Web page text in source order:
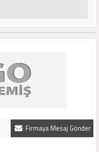
Firmaya Mesaj Gönder